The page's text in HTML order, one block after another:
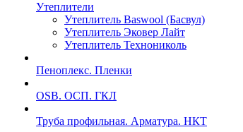
Утеплители
Утеплитель Baswool (Басвул)
Утеплитель Эковер Лайт
Утеплитель Технониколь
Пеноплекс. Пленки
OSB. ОСП. ГКЛ
Труба профильная. Арматура. НКТ